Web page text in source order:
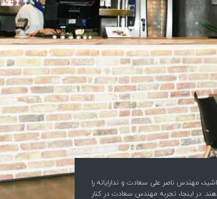
مهندس ناصر علی سعادت و ندارایانه را
در اینجا، تجربه مهندس سعادت در کنار